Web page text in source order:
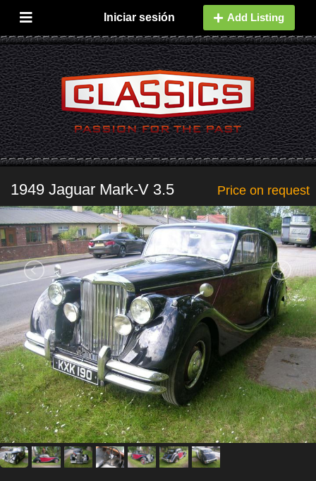
Iniciar sesión Add Listing
1949 Jaguar Mark-V 3.5 Price on request